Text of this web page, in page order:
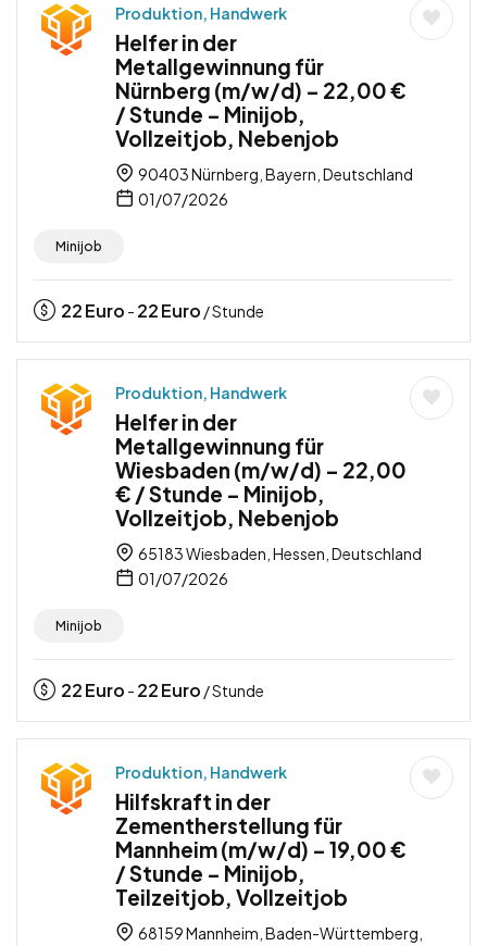
Produktion, Handwerk
Helfer in der
Metallgewinnung für
Nürnberg (m/w/d) – 22,00 €
/ Stunde – Minijob,
Vollzeitjob, Nebenjob
90403 Nürnberg, Bayern, Deutschland
01/07/2026
Minijob
22Euro - 22Euro / Stunde
Produktion, Handwerk
Helfer in der
Metallgewinnung für
Wiesbaden (m/w/d) – 22,00
€ / Stunde – Minijob,
Vollzeitjob, Nebenjob
65183 Wiesbaden, Hessen, Deutschland
01/07/2026
Minijob
22Euro - 22Euro / Stunde
Produktion, Handwerk
Hilfskraft in der
Zementherstellung für
Mannheim (m/w/d) – 19,00 €
/ Stunde – Minijob,
Teilzeitjob, Vollzeitjob
68159 Mannheim, Baden-Württemberg,